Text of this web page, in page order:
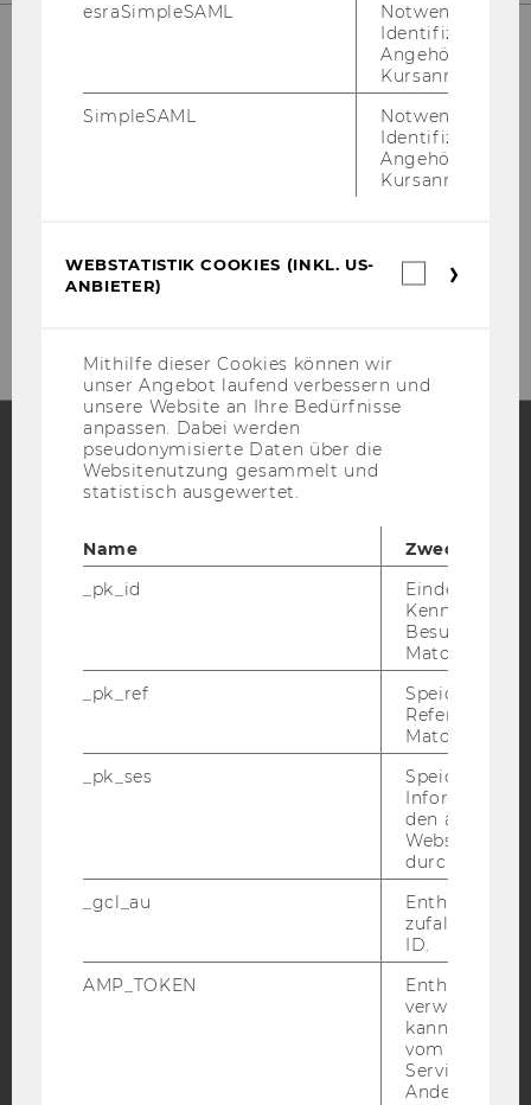
Öff­nungs­zei­ten wäh­rend des Se­mes­ters
Mo, Di, Do, Fr: 10:00 - 12:00
Öff­nungs­zei­ten wäh­rend der Fe­ri­en
: 10:00 - 12:00
FacebookInstagramBlog
Bluesky
BARRIEREFREIHEITSERKLÄRUNG WEBSEITE
DATENSCHUTZERKLÄRUNG SOCIAL MEDIA
STUDIENBEWERBER*INNEN UND STUDIERENDE
Barrierefreiheitserklärung
esraSimpleSAML
Notwendig zur
Identifizierung
Angehörige/r für
Kursanmeldung.
SimpleSAML
Notwendig zur
Identifizierung
Angehörige/r für
Kursanmeldung.
WEBSTATISTIK COOKIES (INKL. US-
ANBIETER)
Mithilfe dieser Cookies können wir
unser Angebot laufend verbessern und
unsere Website an Ihre Bedürfnisse
anpassen. Dabei werden
pseudonymisierte Daten über die
Websitenutzung gesammelt und
statistisch ausgewertet.
Name
Zweck
_pk_id
Eindeutige
Besuchers
Matomo.
_pk_ref
Speicherung
Referrers
Matomo.
_pk_ses
Speicherung
den aktuellen
durch
_gcl_au
Enthält eine
ID.
AMP_TOKEN
Enthält ein
verwendet
kann, um
vom AMP-
Service
Andere